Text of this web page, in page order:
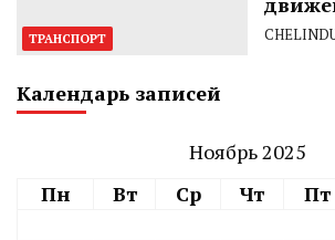
ТРАНСПОРТ
Календарь записей
Ноябрь 2025
Пн
Вт Ср Чт Пт